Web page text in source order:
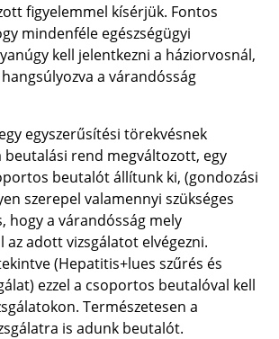
figyelemmel kísérjük. Fontos
mindenféle egészségügyi
kell jelentkezni a háziorvosnál,
a várandósság
egyszerűsítési törekvésnek
beutalási rend megváltozott, egy
beutalót állítunk ki, (gondozási
szerepel valamennyi szükséges
hogy a várandósság mely
az adott vizsgálatot elvégezni.
(Hepatitis+lues szűrés és
ezzel a csoportos beutalóval kell
Természetesen a
is adunk beutalót.